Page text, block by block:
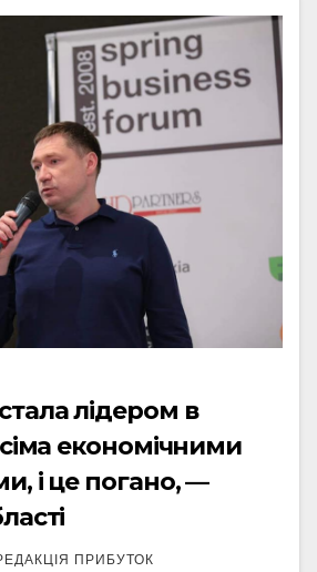
лідером в
економічними
і це погано, —
ПРИБУТОК